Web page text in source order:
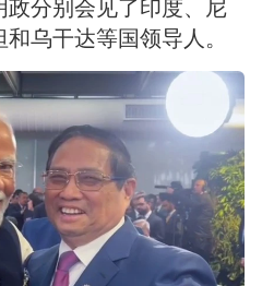
分别会见了印度、尼
乌干达等国领导人。